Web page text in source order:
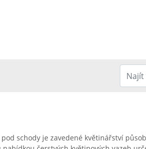
pod schody je zavedené květinářství